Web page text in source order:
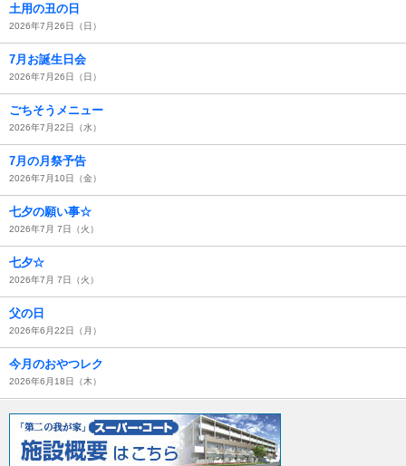
土用の丑の日
2026年7月26日（日）
7月お誕生日会
2026年7月26日（日）
ごちそうメニュー
2026年7月22日（水）
7月の月祭予告
2026年7月10日（金）
七夕の願い事☆
2026年7月 7日（火）
七夕☆
2026年7月 7日（火）
父の日
2026年6月22日（月）
今月のおやつレク
2026年6月18日（木）